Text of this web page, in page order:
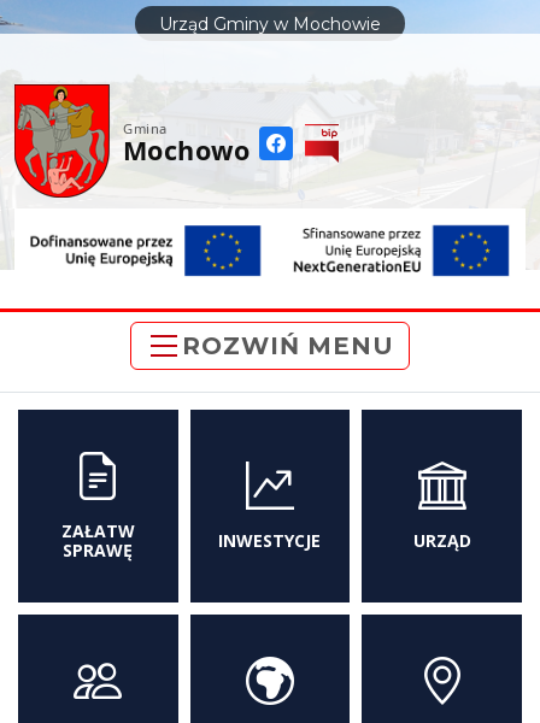
treści
Urząd Gminy w Mochowie
Gmina
Mochowo
ROZWIŃ MENU
ZAŁATW
SPRAWĘ
INWESTYCJE URZĄD